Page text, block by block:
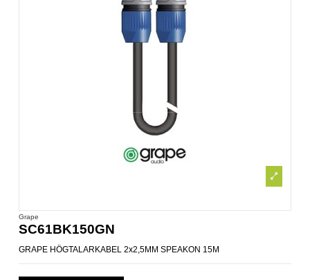
Grape
SC61BK150GN
GRAPE HÖGTALARKABEL 2x2,5MM SPEAKON 15M